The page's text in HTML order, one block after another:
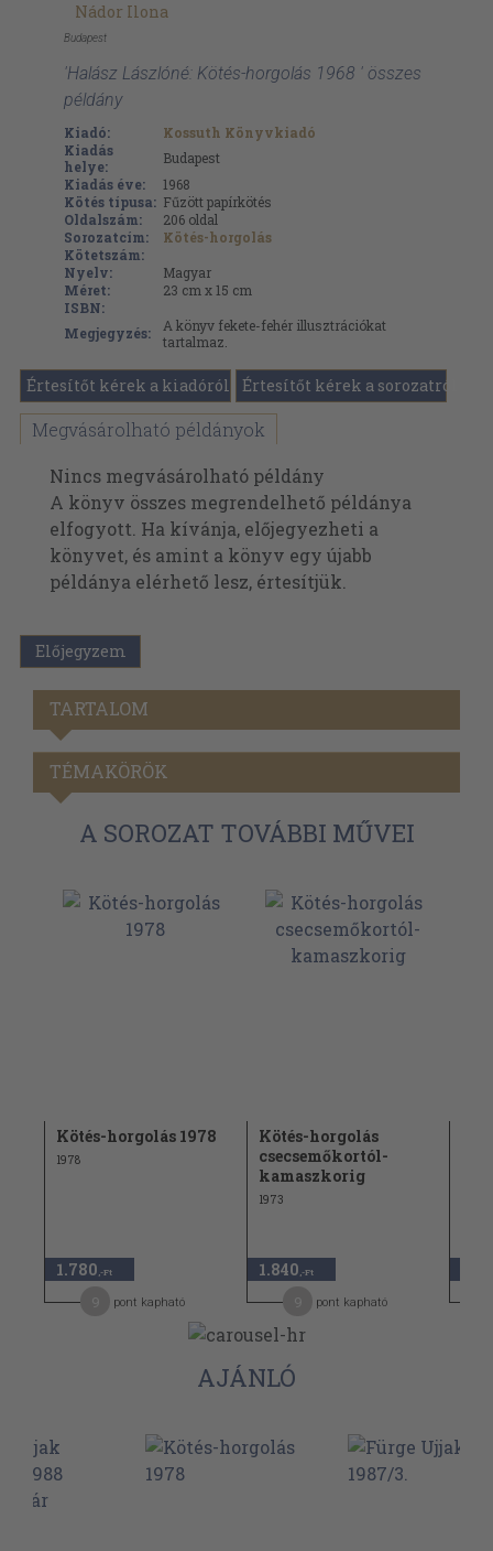
Nádor Ilona
Budapest
'Halász Lászlóné: Kötés-horgolás 1968 ' összes
példány
Kiadó:
Kossuth Könyvkiadó
Kiadás
helye:
Budapest
Kiadás éve:
1968
Kötés típusa: Fűzött papírkötés
Oldalszám:
206 oldal
Sorozatcím:
Kötés-horgolás
Kötetszám:
Nyelv:
Magyar
Méret:
23 cm x 15 cm
ISBN:
Megjegyzés:
A könyv fekete-fehér illusztrációkat
tartalmaz.
Értesítőt kérek a kiadóról Értesítőt kérek a sorozatról
Megvásárolható példányok
Nincs megvásárolható példány
A könyv összes megrendelhető példánya
elfogyott. Ha kívánja, előjegyezheti a
könyvet, és amint a könyv egy újabb
példánya elérhető lesz, értesítjük.
Előjegyzem
TARTALOM
TÉMAKÖRÖK
A SOROZAT TOVÁBBI MŰVEI
Kötés-horgolás 1978
1978
1.780 ,-Ft
pont kapható
Kötés-horgolás
csecsemőkortól-
kamaszkorig
1973
1.840 ,-Ft
pont kapható
AJÁNLÓ